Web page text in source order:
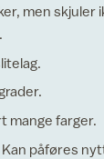
men skjuler
mange farger.
påføres